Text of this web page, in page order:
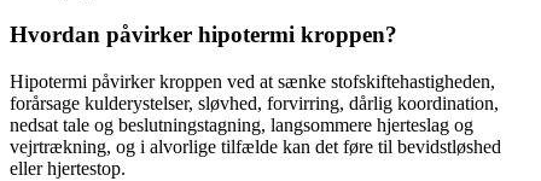
Hvordan påvirker hipotermi kroppen?
Hipotermi påvirker kroppen ved at sænke stofskiftehastigheden,
forårsage kulderystelser, sløvhed, forvirring, dårlig koordination,
nedsat tale og beslutningstagning, langsommere hjerteslag og
vejrtrækning, og i alvorlige tilfælde kan det føre til bevidstløshed
eller hjertestop.